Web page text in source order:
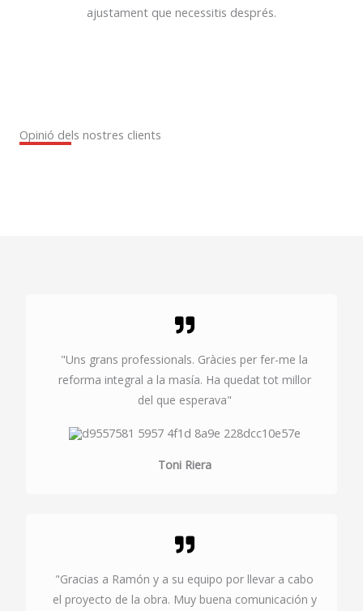
ajustament que necessitis després.
Opinió dels nostres clients
"Uns grans professionals. Gràcies per fer-me la
reforma integral a la masía. Ha quedat tot millor
del que esperava"
Toni Riera
"Gracias a Ramón y a su equipo por llevar a cabo
el proyecto de la obra. Muy buena comunicación y